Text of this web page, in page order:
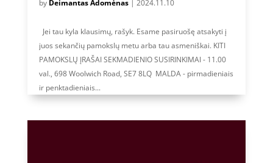
by Deimantas Adomėnas| 2024.11.10
Jei tau kyla klausimų, rašyk. Esame pasiruošę atsakyti į
juos sekančių pamokslų metu arba tau asmeniškai. KITI
PAMOKSLŲ ĮRAŠAI SEKMADIENIO SUSIRINKIMAI - 11.00
val., 698 Woolwich Road, SE7 8LQ MALDA - pirmadieniais
ir penktadieniais...